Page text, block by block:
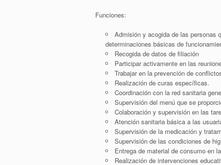
Funciones:
Admisión y acogida de las personas
determinaciones básicas de
Recogida de datos de filiación
Participar activamente en las
Trabajar en la prevención de
Realización de curas específicas.
Coordinación con la red sanitaria
Supervisión del menú que se
Colaboración y supervisión en las
Atención sanitaria básica a las
Supervisión de la medicación y
Supervisión de las condiciones de
Entrega de material de consumo en
Realización de intervenciones